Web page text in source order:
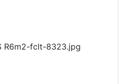
R6m2-fclt-8323.jpg